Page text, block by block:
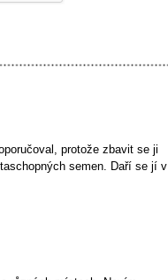
protože zbavit se ji
semen. Daří se jí v